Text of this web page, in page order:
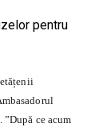
ce acum